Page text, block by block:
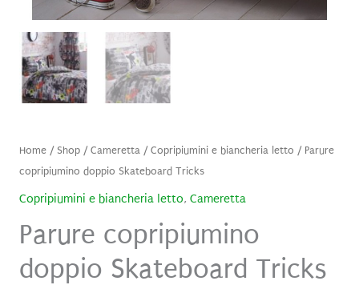
Home/ Shop/Cameretta/Copripiumini e biancheria letto / Parure
copripiumino doppio Skateboard Tricks
Copripiumini e biancheria letto, Cameretta
Parure copripiumino
doppio Skateboard Tricks